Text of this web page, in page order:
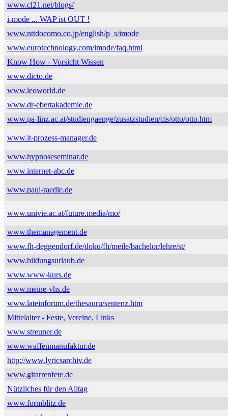
www.cl21.net/blogs/
i-mode ... WAP ist OUT !
www.nttdocomo.co.jp/english/p_s/imode
www.eurotechnology.com/imode/faq.html
Know How - Vorsicht Wissen
www.dicto.de
www.leoworld.de
www.dr-ebertakademie.de
www.pa-linz.ac.at/studiengaenge/zusatzstudien/cis/otto/otto.htm
www.it-prozess-manager.de
www.hypnoseseminar.de
www.internet-abc.de
www.paul-raedle.de
www.univie.ac.at/future.media/mo/
www.themanagement.de
www.fh-deggendorf.de/doku/fh/meile/bachelor/lehre/st/
www.bildungsurlaub.de
www.www-kurs.de
www.meine-vhs.de
www.lateinforum.de/thesauru/sentenz.htm
Mittelalter - Feste, Vereine, Links
www.streuner.de
www.waffenmanufaktur.de
http://www.lyricsarchiv.de
www.gitarrenfete.de
Nützliches für den Alltag
www.formblitz.de